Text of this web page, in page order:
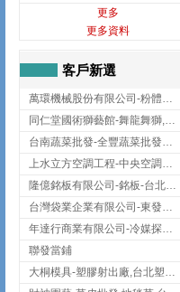
更多
更多資料
客戶新選
萬環機械股份有限公司-粉體塗裝設備,輸送機,輸送機設備,台南輸送機
同仁堂國術獅藝館-舞龍舞獅,台中舞龍舞獅
台南蔬菜批發-全豐蔬菜批發專送/台南蔬菜箱宅配到府
上水立方空調工程-中央空調規劃,台北中央空調規劃
隆億銘板有限公司-銘板-台北銘板-板橋銘板
台灣袋業企業有限公司-東發企業社/台中太空袋/太空包
年達行商業有限公司-冷媒探漏儀,壓力錶組,真空泵浦,台北冷凍空調材料
聯發當鋪
大桐模具-塑膠射出廠,台北塑膠射出廠